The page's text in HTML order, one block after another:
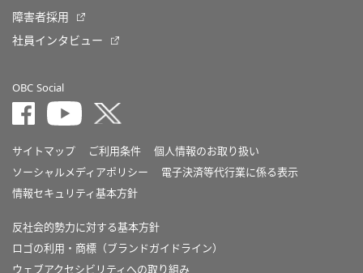
障害者採用
社員インタビュー
OBC Social
サイトマップ ご利用条件
個人情報のお取り扱い
ソーシャルメディアポリシー
電子決済等代行業に係る表示
情報セキュリティ基本方針
反社会的勢力に対する基本方針
ロゴの利用・商標（ブランドガイドライン）
ウェブアクセシビリティへの取り組み